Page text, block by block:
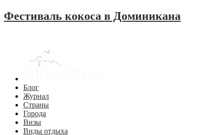
Фестиваль кокоса в Доминикана
Блог
Журнал
Страны
Города
Визы
Виды отдыха